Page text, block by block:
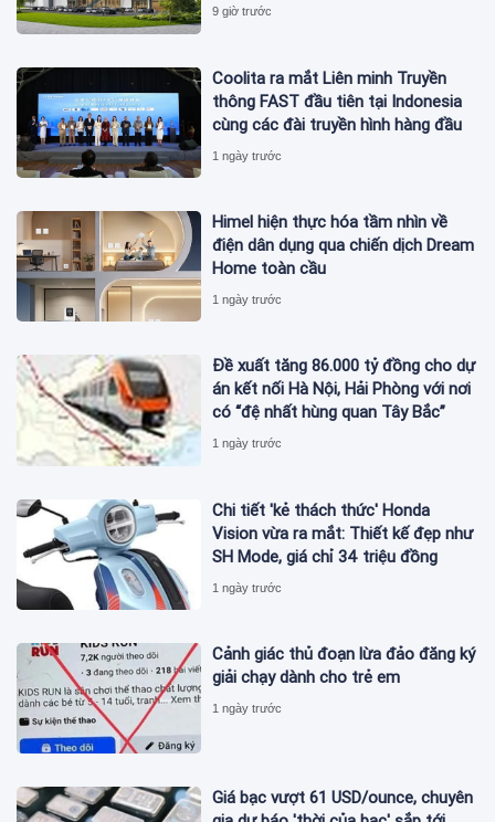
9 giờ trước
Coolita ra mắt Liên minh Truyền
thông FAST đầu tiên tại Indonesia
cùng các đài truyền hình hàng đầu
1 ngày trước
Himel hiện thực hóa tầm nhìn về
điện dân dụng qua chiến dịch Dream
Home toàn cầu
1 ngày trước
Đề xuất tăng 86.000 tỷ đồng cho dự
án kết nối Hà Nội, Hải Phòng với nơi
có “đệ nhất hùng quan Tây Bắc”
1 ngày trước
Chi tiết 'kẻ thách thức' Honda
Vision vừa ra mắt: Thiết kế đẹp như
SH Mode, giá chỉ 34 triệu đồng
1 ngày trước
Cảnh giác thủ đoạn lừa đảo đăng ký
giải chạy dành cho trẻ em
1 ngày trước
Giá bạc vượt 61 USD/ounce, chuyên